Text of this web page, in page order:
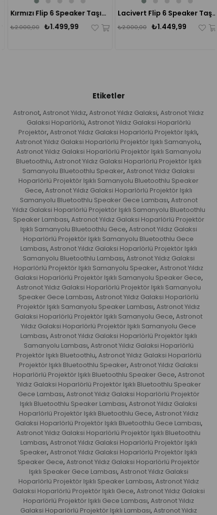
Kırmızı Flip 6 Speaker Taşınabilir Kablosuz Bluetooth Hoparlör
₺1.499,99
₺2.000,00
Lacivert Flip 6 Speaker Taşınabilir Kablosuz Bluetooth Hoparlör
₺1.449,99
₺2.000,00
Etiketler
Astronot, Astronot Yıldız, Astronot Yıldız Galaksi, Astronot Yıldız
Galaksi Hoparlörlü, Astronot Yıldız Galaksi Hoparlörlü
Projektör, Astronot Yıldız Galaksi Hoparlörlü Projektör Işıklı,
Astronot Yıldız Galaksi Hoparlörlü Projektör Işıklı Samanyolu,
Astronot Yıldız Galaksi Hoparlörlü Projektör Işıklı Samanyolu
Bluetoothlu, Astronot Yıldız Galaksi Hoparlörlü Projektör Işıklı
Samanyolu Bluetoothlu Speaker, Astronot Yıldız Galaksi
Hoparlörlü Projektör Işıklı Samanyolu Bluetoothlu Speaker
Gece, Astronot Yıldız Galaksi Hoparlörlü Projektör Işıklı
Samanyolu Bluetoothlu Speaker Gece Lambası, Astronot
Yıldız Galaksi Hoparlörlü Projektör Işıklı Samanyolu Bluetoothlu
Speaker Lambası, Astronot Yıldız Galaksi Hoparlörlü Projektör
Işıklı Samanyolu Bluetoothlu Gece, Astronot Yıldız Galaksi
Hoparlörlü Projektör Işıklı Samanyolu Bluetoothlu Gece
Lambası, Astronot Yıldız Galaksi Hoparlörlü Projektör Işıklı
Samanyolu Bluetoothlu Lambası, Astronot Yıldız Galaksi
Hoparlörlü Projektör Işıklı Samanyolu Speaker, Astronot Yıldız
Galaksi Hoparlörlü Projektör Işıklı Samanyolu Speaker Gece,
Astronot Yıldız Galaksi Hoparlörlü Projektör Işıklı Samanyolu
Speaker Gece Lambası, Astronot Yıldız Galaksi Hoparlörlü
Projektör Işıklı Samanyolu Speaker Lambası, Astronot Yıldız
Galaksi Hoparlörlü Projektör Işıklı Samanyolu Gece, Astronot
Yıldız Galaksi Hoparlörlü Projektör Işıklı Samanyolu Gece
Lambası, Astronot Yıldız Galaksi Hoparlörlü Projektör Işıklı
Samanyolu Lambası, Astronot Yıldız Galaksi Hoparlörlü
Projektör Işıklı Bluetoothlu, Astronot Yıldız Galaksi Hoparlörlü
Projektör Işıklı Bluetoothlu Speaker, Astronot Yıldız Galaksi
Hoparlörlü Projektör Işıklı Bluetoothlu Speaker Gece, Astronot
Yıldız Galaksi Hoparlörlü Projektör Işıklı Bluetoothlu Speaker
Gece Lambası, Astronot Yıldız Galaksi Hoparlörlü Projektör
Işıklı Bluetoothlu Speaker Lambası, Astronot Yıldız Galaksi
Hoparlörlü Projektör Işıklı Bluetoothlu Gece, Astronot Yıldız
Galaksi Hoparlörlü Projektör Işıklı Bluetoothlu Gece Lambası,
Astronot Yıldız Galaksi Hoparlörlü Projektör Işıklı Bluetoothlu
Lambası, Astronot Yıldız Galaksi Hoparlörlü Projektör Işıklı
Speaker, Astronot Yıldız Galaksi Hoparlörlü Projektör Işıklı
Speaker Gece, Astronot Yıldız Galaksi Hoparlörlü Projektör
Işıklı Speaker Gece Lambası, Astronot Yıldız Galaksi
Hoparlörlü Projektör Işıklı Speaker Lambası, Astronot Yıldız
Galaksi Hoparlörlü Projektör Işıklı Gece, Astronot Yıldız Galaksi
Hoparlörlü Projektör Işıklı Gece Lambası, Astronot Yıldız
Galaksi Hoparlörlü Projektör Işıklı Lambası, Astronot Yıldız